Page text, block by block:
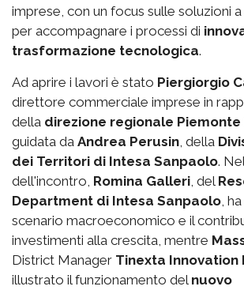
imprese, con un focus sulle soluzioni
per accompagnare i processi di
trasformazione tecnologica.
Ad aprire i lavori è stato Piergiorgio
direttore commerciale imprese in
della direzione regionale Piemonte
guidata da Andrea Perusin , della
dei Territori di Intesa Sanpaolo.
dell'incontro, Romina Galleri , del
Department di Intesa Sanpaolo ,
scenario macroeconomico e il
investimenti alla crescita, mentre
District Manager Tinexta Innovation
illustrato il funzionamento del nuovo